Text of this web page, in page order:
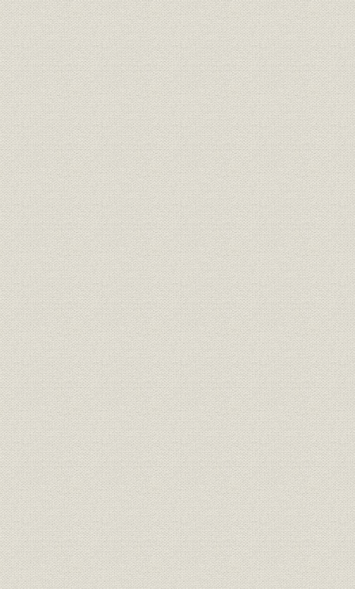
役員 役員構成 平成4年1
事業所 事業拠点
製品;海外事業
戦時下におけるフィリピンでの
主要工事
[昭和17年
(1944年)]
経営 株式会社創立10周年までの概況
昭和12年
年度(1947
経営;財務・業績業績
昭和29年度-37年度の業績の推
移
昭和29年
年度(1962
従業員 採用者の推移
昭和45年
年度(1973
経営;財務・業績業績
昭和51年度-55年度の業績の推
移
昭和51年
年度(1980
経営;売上 完成工事高・官民比率
昭和49年
年度(1980
生産 昭和48~55年度の病院建設数
昭和48年
年度(1980
生産 昭和48~55年度の学校建設数
昭和48年
年度(1980
生産
昭和48~55年度の下水道受注件
数
昭和48年
年度(1980
生産 昭和48~55年度の造成工事数
昭和48年
年度(1980